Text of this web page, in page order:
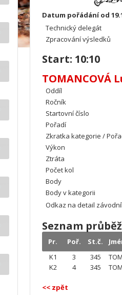
Datum pořádání od
Technický delegát
Zpracování výsledků
Start: 10:10
TOMANCOVÁ
Oddíl
Ročník
Startovní číslo
Pořadí
Zkratka kategorie /
Výkon
Ztráta
Počet kol
Body
Body v kategorii
Odkaz na detail
Seznam
Pr. Poř. St.č.
K1
3 345
K2
4 345
<< zpět